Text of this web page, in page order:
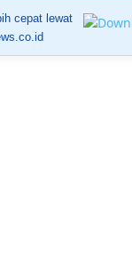
cepat lewat